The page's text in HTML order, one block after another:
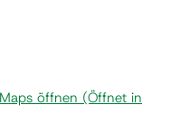
öffnen (Öffnet in